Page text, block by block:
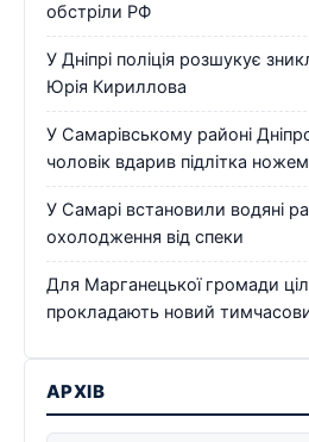
обстріли РФ
У Дніпрі поліція розшукує
Юрія Кириллова
У Самарівському районі
чоловік вдарив підлітка
У Самарі встановили водяні
охолодження від спеки
Для Марганецької громади
прокладають новий
АРХІВ